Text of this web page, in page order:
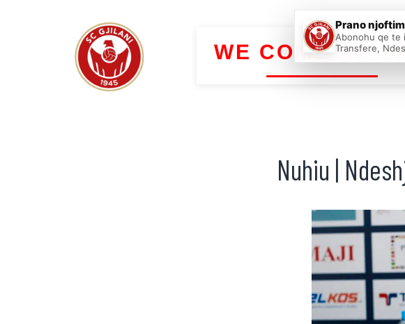
WE COME AS
Nuhiu |
Prano
Abonohu qe te
Transfere,